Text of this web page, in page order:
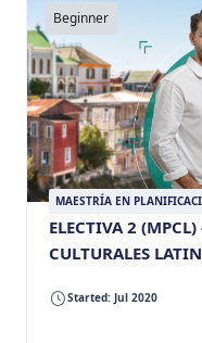
Beginner
MAESTRÍA EN
ELECTIVA 2
CULTURALES
Started: Jul 2020